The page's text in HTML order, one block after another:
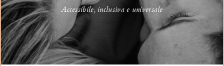
Accessibile, inclusiva e universale